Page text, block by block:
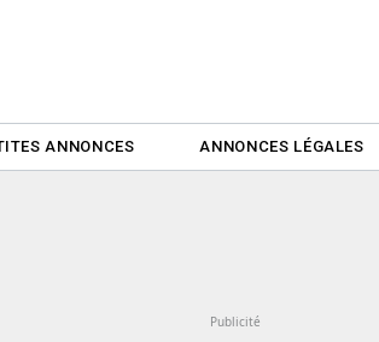
ANNONCES ANNONCES LÉGALES